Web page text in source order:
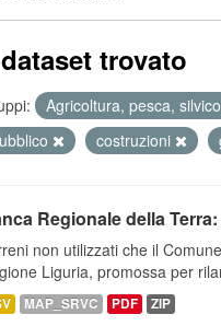
trovato
Agricoltura, pesca,
costruzioni
Regionale della
non utilizzati che il
Liguria, promossa per
MAP_SRVC PDF ZIP